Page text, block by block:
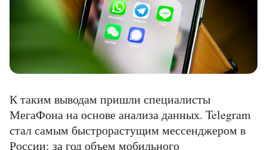
К таким выводам пришли специалисты
МегаФона на основе анализа данных. Telegram
стал самым быстрорастущим мессенджером в
России: за год объем мобильного